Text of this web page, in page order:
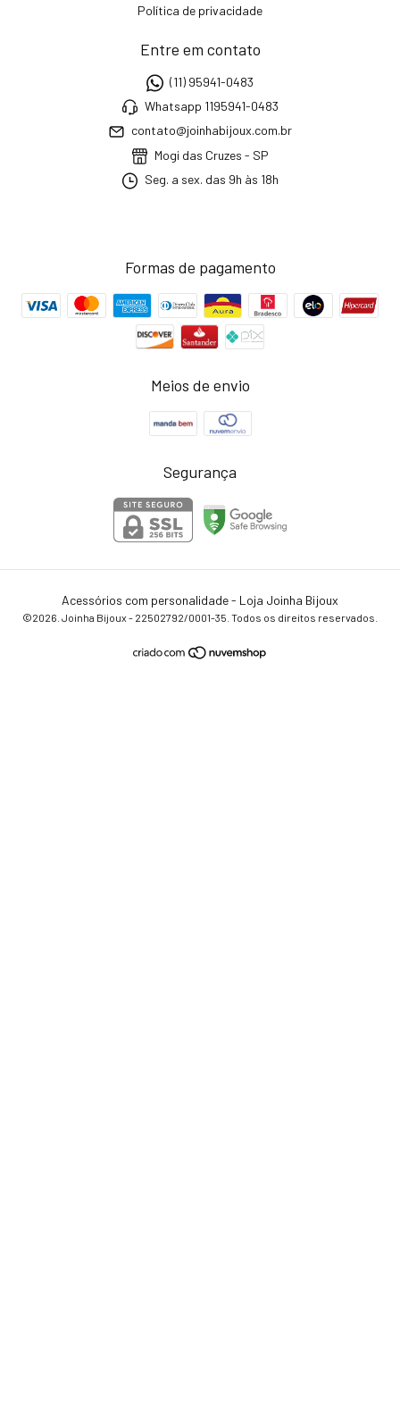
Política de privacidade
Entre em contato
(11) 95941-0483
Whatsapp 1195941-0483
contato@joinhabijoux.com.br
Mogi das Cruzes - SP
Seg. a sex. das 9h às 18h
Formas de pagamento
Meios de envio
Segurança
Acessórios com personalidade - Loja Joinha Bijoux
©2026. Joinha Bijoux - 22502792/0001-35. Todos os direitos reservados.